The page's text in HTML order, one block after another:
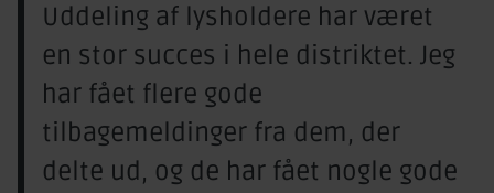
Uddeling af lysholdere har været
en stor succes i hele distriktet. Jeg
har fået flere gode
tilbagemeldinger fra dem, der
delte ud, og de har fået nogle gode